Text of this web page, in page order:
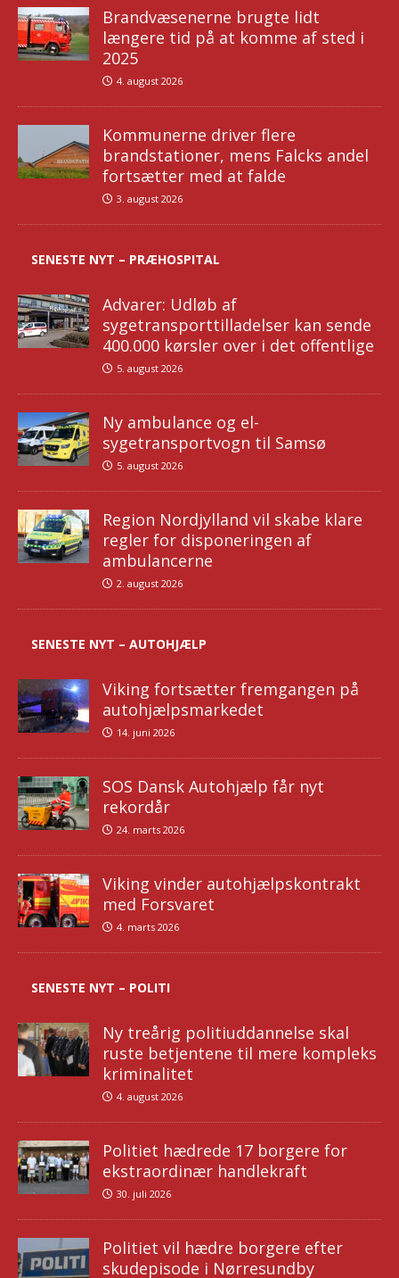
Brandvæsenerne brugte lidt
længere tid på at komme af sted i
2025
4. august 2026
Kommunerne driver flere
brandstationer, mens Falcks andel
fortsætter med at falde
3. august 2026
SENESTE NYT – PRÆHOSPITAL
Advarer: Udløb af
sygetransporttilladelser kan sende
400.000 kørsler over i det offentlige
5. august 2026
Ny ambulance og el-
sygetransportvogn til Samsø
5. august 2026
Region Nordjylland vil skabe klare
regler for disponeringen af
ambulancerne
2. august 2026
SENESTE NYT – AUTOHJÆLP
Viking fortsætter fremgangen på
autohjælpsmarkedet
14. juni 2026
SOS Dansk Autohjælp får nyt
rekordår
24. marts 2026
Viking vinder autohjælpskontrakt
med Forsvaret
4. marts 2026
SENESTE NYT – POLITI
Ny treårig politiuddannelse skal
ruste betjentene til mere kompleks
kriminalitet
4. august 2026
Politiet hædrede 17 borgere for
ekstraordinær handlekraft
30. juli 2026
Politiet vil hædre borgere efter
skudepisode i Nørresundby